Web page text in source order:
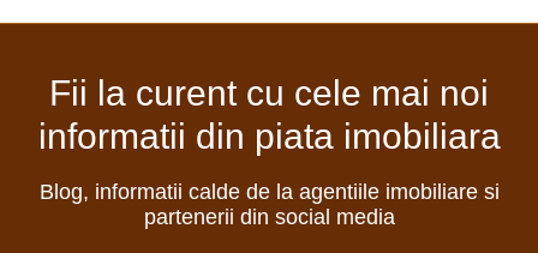
Fii la curent cu cele mai noi
informatii din piata imobiliara
Blog, informatii calde de la agentiile imobiliare si
partenerii din social media